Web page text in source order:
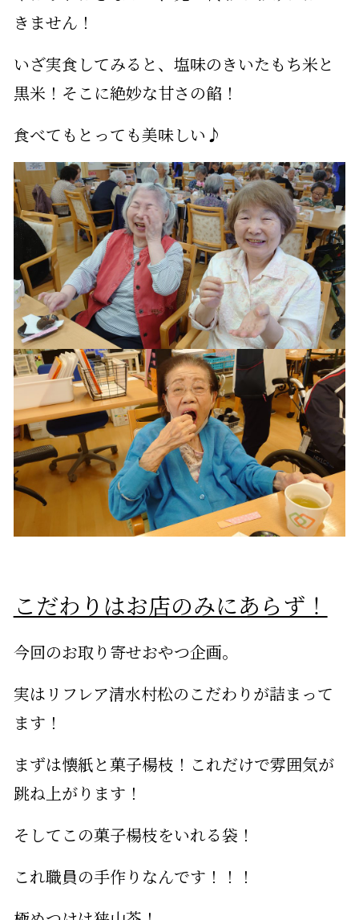
きません！
いざ実食してみると、塩味のきいたもち米と
黒米！そこに絶妙な甘さの餡！
食べてもとっても美味しい♪
こだわりはお店のみにあらず！
今回のお取り寄せおやつ企画。
実はリフレア清水村松のこだわりが詰まって
ます！
まずは懐紙と菓子楊枝！これだけで雰囲気が
跳ね上がります！
そしてこの菓子楊枝をいれる袋！
これ職員の手作りなんです！！！